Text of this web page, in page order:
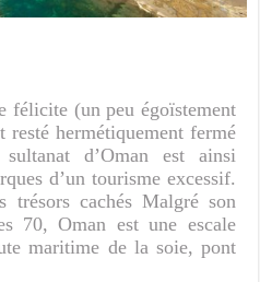
félicite (un peu égoïstement
resté hermétiquement fermé
d’Oman est ainsi
d’un tourisme excessif.
trésors cachés Malgré son
70, Oman est une escale
maritime de la soie, pont